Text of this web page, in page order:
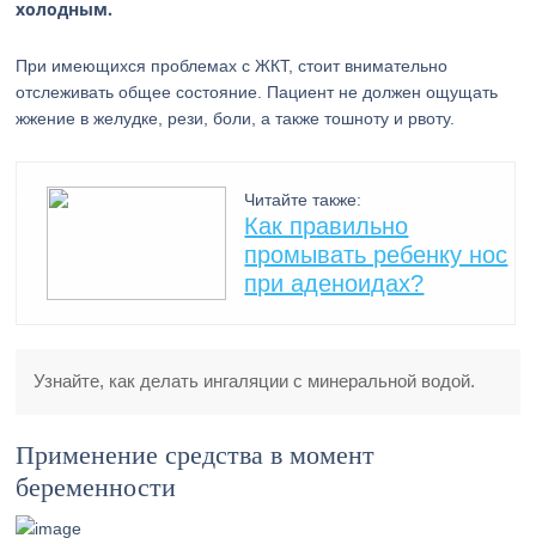
холодным.
При имеющихся проблемах с ЖКТ, стоит внимательно
отслеживать общее состояние. Пациент не должен ощущать
жжение в желудке, рези, боли, а также тошноту и рвоту.
Читайте также:
Как правильно
промывать ребенку нос
при аденоидах?
Узнайте, как делать ингаляции с минеральной водой.
Применение средства в момент
беременности